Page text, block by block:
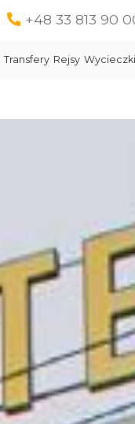
+48 33 813 90
Transfery Rejsy Wycieczki